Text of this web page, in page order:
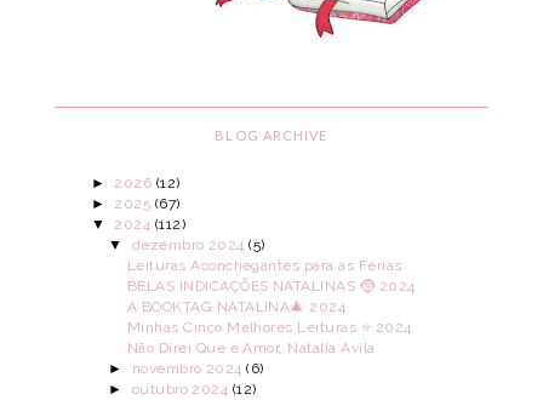
BLOG ARCHIVE
► 2026 (12)
► 2025 (67)
▼ 2024 (112)
▼ dezembro 2024(5)
Leituras Aconchegantes para as Férias
BELAS INDICAÇÕES NATALINAS 🤶 2024
A BOOKTAG NATALINA🎄 2024
Minhas Cinco Melhores Leituras ⭐ 2024
Não Direi Que é Amor, Natalia Avila
► novembro 2024(6)
► outubro 2024 (12)